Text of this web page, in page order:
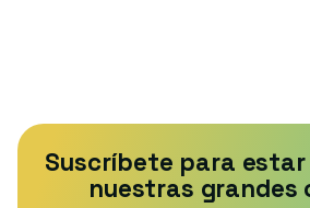
Suscríbete para
nuestras grandes